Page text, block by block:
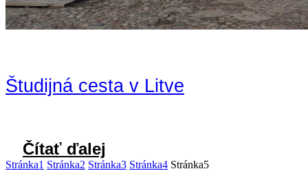
Študijná cesta v Litve
Čítať ďalej
Stránka1 Stránka2 Stránka3 Stránka4 Stránka5